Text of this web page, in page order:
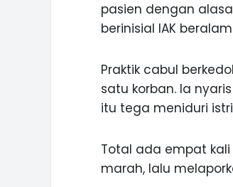
pasien dengan
berinisial IAK
Praktik cabul
satu korban. Ia
itu tega meniduri
Total ada empat
marah, lalu